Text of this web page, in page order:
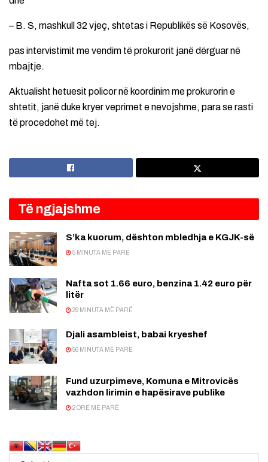
– B. S, mashkull 32 vjeç, shtetas i Republikës së Kosovës,
pas intervistimit me vendim të prokurorit janë dërguar në
mbajtje.
Aktualisht hetuesit policor në koordinim me prokurorin e
shtetit, janë duke kryer veprimet e nevojshme, para se rasti
të procedohet më tej.
Të ngjajshme
S’ka kuorum, dështon mbledhja e KGJK-së
5 MINUTA MË PARË
Nafta sot 1.66 euro, benzina 1.42 euro për
litër
29 MINUTA MË PARË
Djali asambleist, babai kryeshef
56 MINUTA MË PARË
Fund uzurpimeve, Komuna e Mitrovicës
vazhdon lirimin e hapësirave publike
2 ORË MË PARË